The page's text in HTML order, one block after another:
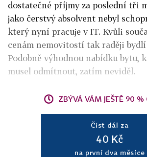
dostatečné příjmy za poslední tři
jako čerstvý absolvent nebyl
který nyní pracuje v IT. Kvůli
cenám nemovitostí tak raději bydlí
Podobně výhodnou nabídku bytu,
musel odmítnout, zatím neviděl.
ZBÝVÁ VÁM JEŠTĚ 90 %
Číst dál za
40 Kč
na první dva měsíce